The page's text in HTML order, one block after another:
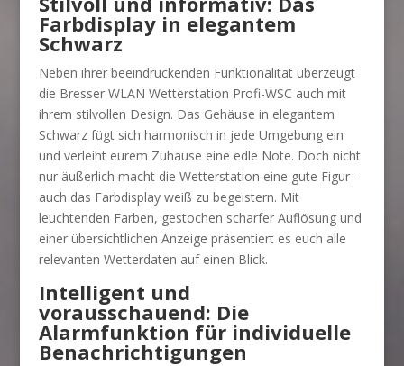
Farbdisplay in elegantem
Schwarz
Neben ihrer beeindruckenden Funktionalität überzeugt
die Bresser WLAN Wetterstation Profi-WSC auch mit
ihrem stilvollen Design. Das Gehäuse in elegantem
Schwarz fügt sich harmonisch in jede Umgebung ein
und verleiht eurem Zuhause eine edle Note. Doch nicht
nur äußerlich macht die Wetterstation eine gute Figur –
auch das Farbdisplay weiß zu begeistern. Mit
leuchtenden Farben, gestochen scharfer Auflösung und
einer übersichtlichen Anzeige präsentiert es euch alle
relevanten Wetterdaten auf einen Blick.
Intelligent und
vorausschauend: Die
Alarmfunktion für individuelle
Benachrichtigungen